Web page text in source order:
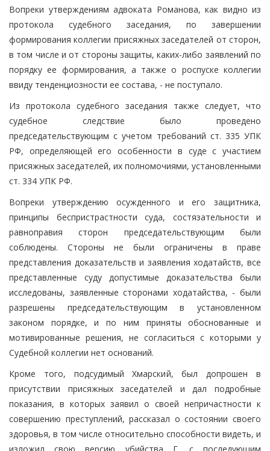
Вопреки утверждениям адвоката Романова, как видно из
протокола судебного заседания, по завершении
формирования коллегии присяжных заседателей от сторон,
в том числе и от стороны защиты, каких-либо заявлений по
порядку ее формирования, а также о роспуске коллегии
ввиду тенденциозности ее состава, - не поступало.
Из протокола судебного заседания также следует, что
судебное следствие было проведено
председательствующим с учетом требований ст. 335 УПК
РФ, определяющей его особенности в суде с участием
присяжных заседателей, их полномочиями, установленными
ст. 334 УПК РФ.
Вопреки утверждению осужденного и его защитника,
принципы беспристрастности суда, состязательности и
равноправия сторон председательствующим были
соблюдены. Стороны не были ограничены в праве
представления доказательств и заявления ходатайств, все
представленные суду допустимые доказательства были
исследованы, заявленные сторонами ходатайства, - были
разрешены председательствующим в установленном
законом порядке, и по ним приняты обоснованные и
мотивированные решения, не согласиться с которыми у
Судебной коллегии нет оснований.
Кроме того, подсудимый Хмарский, был допрошен в
присутствии присяжных заседателей и дал подробные
показания, в которых заявил о своей непричастности к
совершению преступлений, рассказал о состоянии своего
здоровья, в том числе относительно способности видеть, и